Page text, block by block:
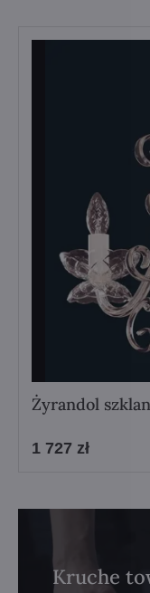
Żyrandol
1 727 zł
Kruche